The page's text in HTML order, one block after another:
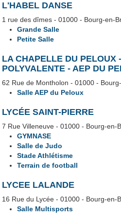
L'HABEL DANSE
1 rue des dîmes - 01000 - Bourg-en-
Grande Salle
Petite Salle
LA CHAPELLE DU PELOUX
POLYVALENTE - AEP DU
62 Rue de Montholon - 01000 -
Salle AEP du Peloux
LYCÉE SAINT-PIERRE
7 Rue Villeneuve - 01000 - Bourg-en-
GYMNASE
Salle de Judo
Stade Athlétisme
Terrain de football
LYCEE LALANDE
16 Rue du Lycée - 01000 - Bourg-en-
Salle Multisports